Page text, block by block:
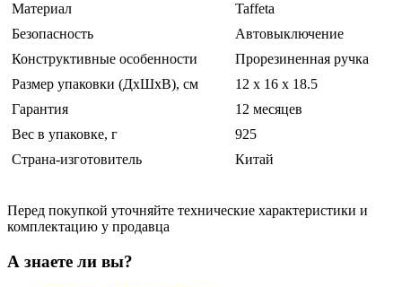
Материал
Taffeta
Безопасность
Автовыключение
Конструктивные особенности
Прорезиненная ручка
Размер упаковки (ДхШхВ), см
12 x 16 x 18.5
Гарантия
12 месяцев
Вес в упаковке, г
925
Страна-изготовитель
Китай
Перед покупкой уточняйте технические характеристики и
комплектацию у продавца
А знаете ли вы?